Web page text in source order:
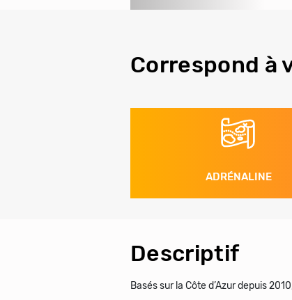
Correspond à
ADRÉNALINE
Descriptif
Basés sur la Côte d’Azur depuis